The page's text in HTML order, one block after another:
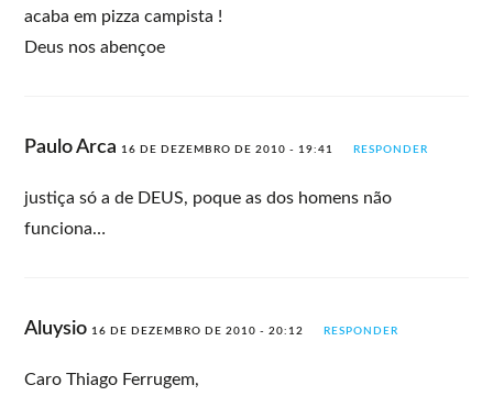
acaba em pizza campista !
Deus nos abençoe
Paulo Arca 16 DE DEZEMBRO DE 2010 - 19:41 RESPONDER
justiça só a de DEUS, poque as dos homens não
funciona…
Aluysio 16 DE DEZEMBRO DE 2010 - 20:12 RESPONDER
Caro Thiago Ferrugem,